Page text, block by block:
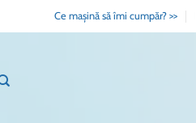
Ce mașină să îmi cumpăr? >>